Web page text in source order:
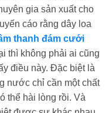
gia sản xuất cho
cáo rằng dây loa
thanh đám cưới
thì không phải ai cũng
điều này. Đặc biệt là
nước chỉ cần một chất
thể hài lòng rồi. Và